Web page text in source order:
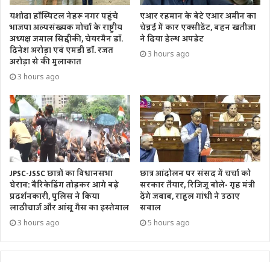
यशोदा हॉस्पिटल नेहरू नगर पहुंचे
भाजपा अल्पसंख्यक मोर्चा के राष्ट्रीय
अध्यक्ष जमाल सिद्दीकी, चेयरमैन डॉ.
दिनेश अरोड़ा एवं एमडी डॉ. रजत
अरोड़ा से की मुलाकात
3 hours ago
एआर रहमान के बेटे एआर अमीन का
चेन्नई में कार एक्सीडेंट, बहन खतीजा
ने दिया हेल्थ अपडेट
3 hours ago
JPSC-JSSC छात्रों का विधानसभा
घेराव: बैरिकेडिंग तोड़कर आगे बढ़े
प्रदर्शनकारी, पुलिस ने किया
लाठीचार्ज और आंसू गैस का इस्तेमाल
3 hours ago
छात्र आंदोलन पर संसद में चर्चा को
सरकार तैयार, रिजिजू बोले- गृह मंत्री
देंगे जवाब, राहुल गांधी ने उठाए
सवाल
5 hours ago